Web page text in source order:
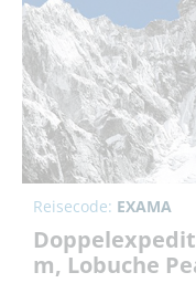
Reisecode: EXAMA
m, Lobuche